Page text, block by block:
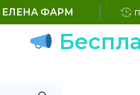
ЕЛЕНА ФАРМ
Бесплатна